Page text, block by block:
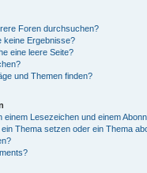
Foren durchsuchen?
keine Ergebnisse?
eine leere Seite?
und Themen finden?
Lesezeichen und einem
Thema setzen oder ein Thema